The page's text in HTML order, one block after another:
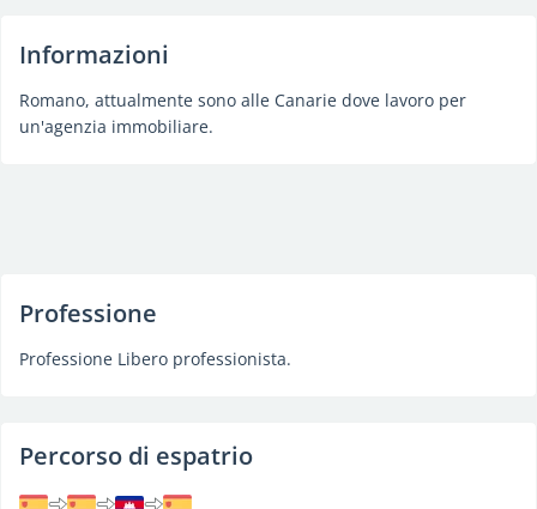
Informazioni
Romano, attualmente sono alle Canarie dove lavoro per
un'agenzia immobiliare.
Professione
Professione Libero professionista.
Percorso di espatrio